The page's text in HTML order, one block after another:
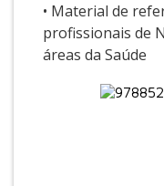
• Material de
profissionais de
áreas da Saúde